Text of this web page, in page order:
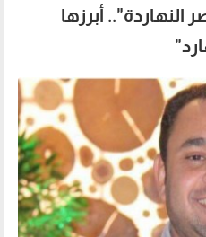
النهاردة".. أبرزها